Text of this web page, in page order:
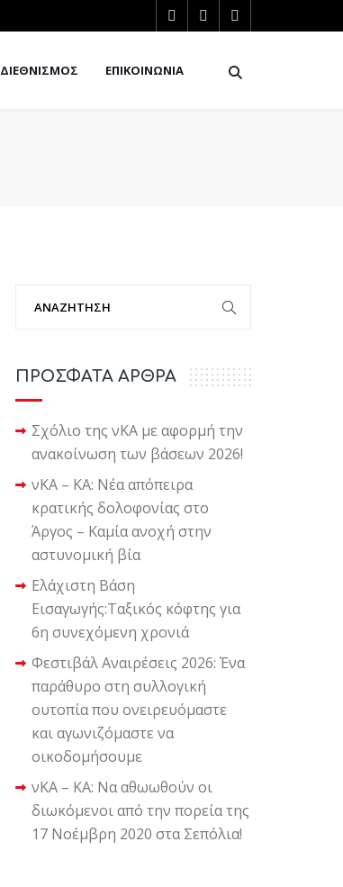
ΔΙΕΘΝΙΣΜΟΣ ΕΠΙΚΟΙΝΩΝΙΑ
ΠΡΟΣΦΑΤΑ ΑΡΘΡΑ
Σχόλιο της νΚΑ με αφορμή την
ανακοίνωση των βάσεων 2026!
νΚΑ – ΚΑ: Νέα απόπειρα
κρατικής δολοφονίας στο
Άργος – Καμία ανοχή στην
αστυνομική βία
Ελάχιστη Βάση
Εισαγωγής:Ταξικός κόφτης για
6η συνεχόμενη χρονιά
Φεστιβάλ Αναιρέσεις 2026: Ένα
παράθυρο στη συλλογική
ουτοπία που ονειρευόμαστε
και αγωνιζόμαστε να
οικοδομήσουμε
νΚΑ – ΚΑ: Να αθωωθούν οι
διωκόμενοι από την πορεία της
17 Νοέμβρη 2020 στα Σεπόλια!